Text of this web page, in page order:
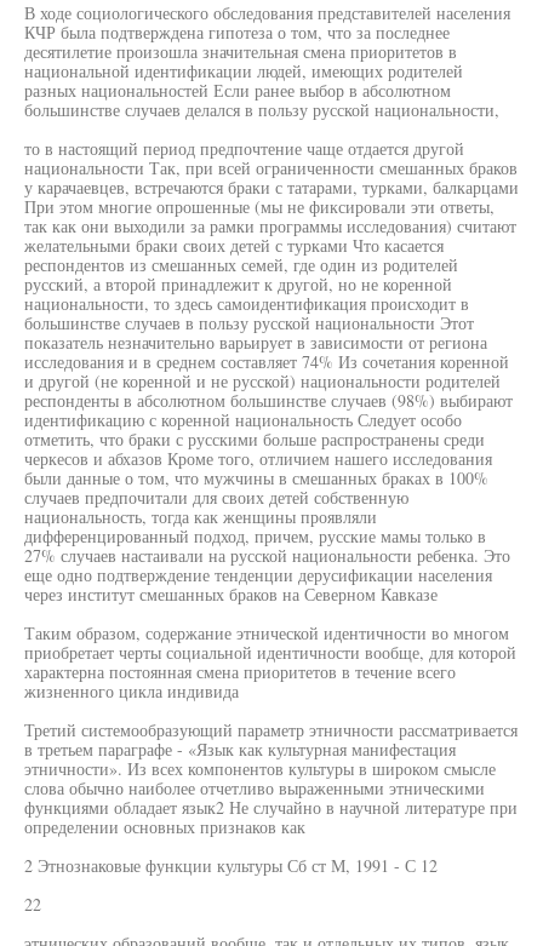
В ходе социологического обследования представителей населения
КЧР была подтверждена гипотеза о том, что за последнее
десятилетие произошла значительная смена приоритетов в
национальной идентификации людей, имеющих родителей
разных национальностей Если ранее выбор в абсолютном
большинстве случаев делался в пользу русской национальности,
то в настоящий период предпочтение чаще отдается другой
национальности Так, при всей ограниченности смешанных браков
у карачаевцев, встречаются браки с татарами, турками, балкарцами
При этом многие опрошенные (мы не фиксировали эти ответы,
так как они выходили за рамки программы исследования) считают
желательными браки своих детей с турками Что касается
респондентов из смешанных семей, где один из родителей
русский, а второй принадлежит к другой, но не коренной
национальности, то здесь самоидентификация происходит в
большинстве случаев в пользу русской национальности Этот
показатель незначительно варьирует в зависимости от региона
исследования и в среднем составляет 74% Из сочетания коренной
и другой (не коренной и не русской) национальности родителей
респонденты в абсолютном большинстве случаев (98%) выбирают
идентификацию с коренной национальность Следует особо
отметить, что браки с русскими больше распространены среди
черкесов и абхазов Кроме того, отличием нашего исследования
были данные о том, что мужчины в смешанных браках в 100%
случаев предпочитали для своих детей собственную
национальность, тогда как женщины проявляли
дифференцированный подход, причем, русские мамы только в
27% случаев настаивали на русской национальности ребенка. Это
еще одно подтверждение тенденции дерусификации населения
через институт смешанных браков на Северном Кавказе
Таким образом, содержание этнической идентичности во многом
приобретает черты социальной идентичности вообще, для которой
характерна постоянная смена приоритетов в течение всего
жизненного цикла индивида
Третий системообразующий параметр этничности рассматривается
в третьем параграфе - «Язык как культурная манифестация
этничности». Из всех компонентов культуры в широком смысле
слова обычно наиболее отчетливо выраженными этническими
функциями обладает язык2 Не случайно в научной литературе при
определении основных признаков как
2 Этнознаковые функции культуры Сб ст М, 1991 - С 12
22